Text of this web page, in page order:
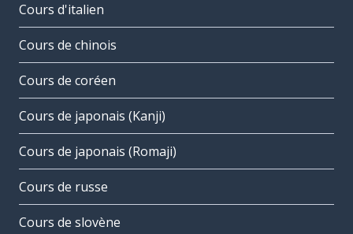
Cours d'italien
Cours de chinois
Cours de coréen
Cours de japonais (Kanji)
Cours de japonais (Romaji)
Cours de russe
Cours de slovène